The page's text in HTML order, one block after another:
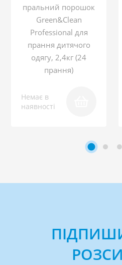
пральний порошок
Green&Clean
Professional для
прання дитячого
одягу, 2,4кг (24
прання)
Немає в
наявності